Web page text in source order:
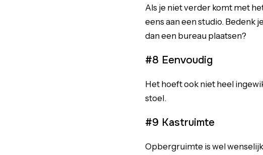
Als je niet verder komt met
eens aan een studio. Bedenk
dan een bureau plaatsen?
#8 Eenvoudig
Het hoeft ook niet heel
stoel.
#9 Kastruimte
Opbergruimte is wel